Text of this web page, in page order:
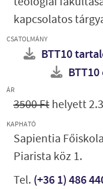
kapcsolatos
CSATOLMÁNY
BTT10
ÁR
3500 Fthelyett
KAPHATÓ
Sapientia
Piarista köz 1.
Tel. (+36 1) 486